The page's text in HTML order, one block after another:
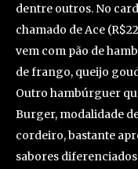
dentre outros. No
chamado de Ace
vem com pão de
de frango, queijo
Outro hambúrguer
Burger, modalidade
cordeiro, bastante
sabores